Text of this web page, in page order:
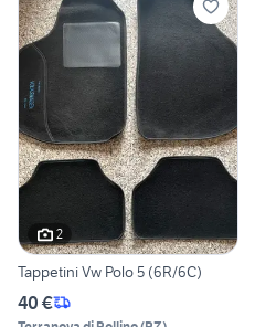
2
Tappetini Vw Polo 5 (6R/6C)
40 €